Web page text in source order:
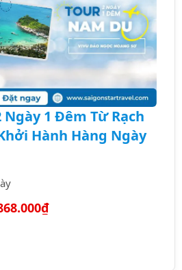
1 Đêm Từ Rạch
Hành Hàng Ngày